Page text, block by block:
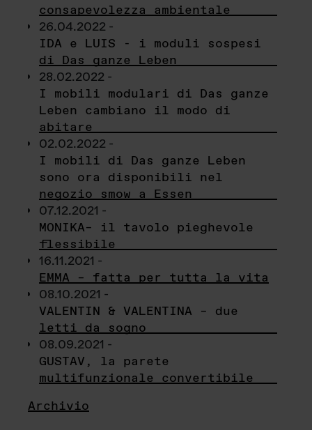
consapevolezza ambientale
26.04.2022 -
IDA e LUIS - i moduli sospesi
di Das ganze Leben
28.02.2022 -
I mobili modulari di Das ganze
Leben cambiano il modo di
abitare
02.02.2022 -
I mobili di Das ganze Leben
sono ora disponibili nel
negozio smow a Essen
07.12.2021 -
MONIKA– il tavolo pieghevole
flessibile
16.11.2021 -
EMMA – fatta per tutta la vita
08.10.2021 -
VALENTIN & VALENTINA – due
letti da sogno
08.09.2021 -
GUSTAV, la parete
multifunzionale convertibile
Archivio